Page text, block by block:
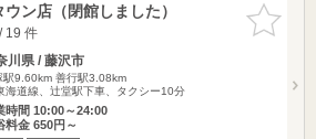
お気に入
りに追加
ン店（閉館しました）
19 件
川県 / 藤沢市
駅9.60km 善行駅3.08km
海道線、辻堂駅下車、タクシー10分
時間 10:00～24:00
料金 650円～